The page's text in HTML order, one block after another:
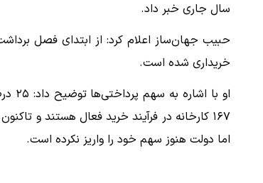
سال جاری خبر داد.
خریداری شده است.
اما دولت هنوز سهم خود را واریز نکرده است.